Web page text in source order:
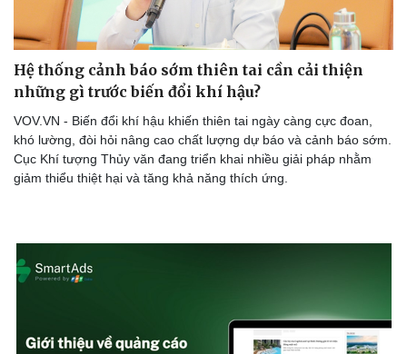
Hệ thống cảnh báo sớm thiên tai cần cải thiện
những gì trước biến đổi khí hậu?
VOV.VN - Biến đổi khí hậu khiến thiên tai ngày càng cực đoan,
khó lường, đòi hỏi nâng cao chất lượng dự báo và cảnh báo sớm.
Cục Khí tượng Thủy văn đang triển khai nhiều giải pháp nhằm
giảm thiểu thiệt hại và tăng khả năng thích ứng.